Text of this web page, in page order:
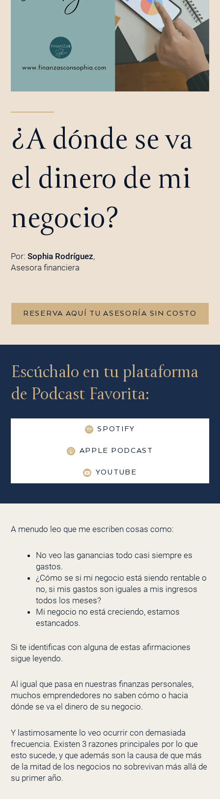
¿A dónde se va
el dinero de mi
negocio?
Por: Sophia Rodríguez,
Asesora financiera
RESERVA AQUÍ TU ASESORÍA SIN COSTO
Escúchalo en tu plataforma
de Podcast Favorita:
SPOTIFY
APPLE PODCAST
YOUTUBE
A menudo leo que me escriben cosas como:
No veo las ganancias todo casi siempre es
gastos.
¿Cómo se si mi negocio está siendo rentable o
no, si mis gastos son iguales a mis ingresos
todos los meses?
Mi negocio no está creciendo, estamos
estancados.
Si te identificas con alguna de estas afirmaciones
sigue leyendo.
Al igual que pasa en nuestras finanzas personales,
muchos emprendedores no saben cómo o hacia
dónde se va el dinero de su negocio.
Y lastimosamente lo veo ocurrir con demasiada
frecuencia. Existen 3 razones principales por lo que
esto sucede, y que además son la causa de que más
de la mitad de los negocios no sobrevivan más allá de
su primer año.